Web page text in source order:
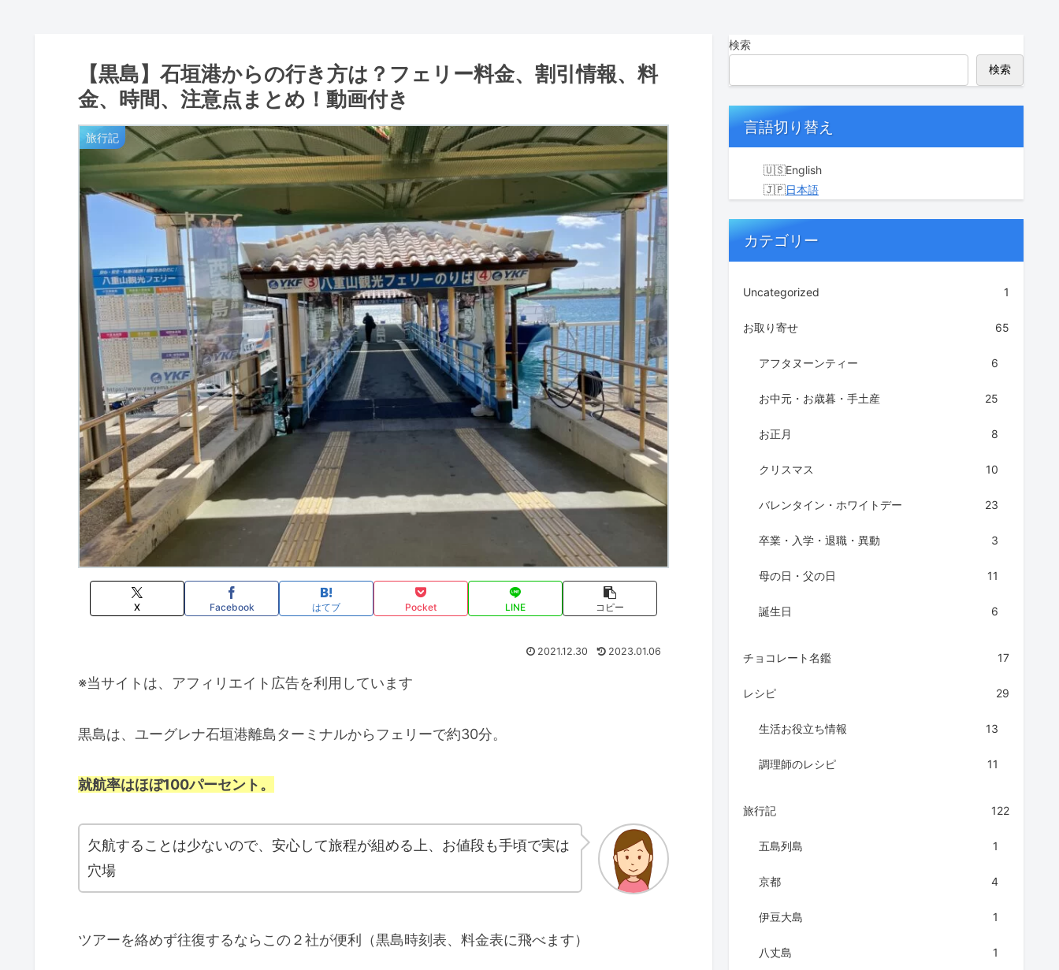
【黒島】石垣港からの行き方は？フェリー料金、割引情報、料
金、時間、注意点まとめ！動画付き
旅行記
X Facebook はてブ Pocket LINE コピー
2021.12.30 2023.01.06
※当サイトは、アフィリエイト広告を利用しています
黒島は、ユーグレナ石垣港離島ターミナルからフェリーで約30分。
就航率はほぼ100パーセント。
欠航することは少ないので、安心して旅程が組める上、お値段も手頃で実は
穴場
ツアーを絡めず往復するならこの２社が便利（黒島時刻表、料金表に飛べます）
検索
検索
言語切り替え
English
日本語
カテゴリー
Uncategorized 1
お取り寄せ 65
アフタヌーンティー 6
お中元・お歳暮・手土産 25
お正月 8
クリスマス 10
バレンタイン・ホワイトデー 23
卒業・入学・退職・異動 3
母の日・父の日 11
誕生日 6
チョコレート名鑑 17
レシピ 29
生活お役立ち情報 13
調理師のレシピ 11
旅行記 122
五島列島 1
京都 4
伊豆大島 1
八丈島 1